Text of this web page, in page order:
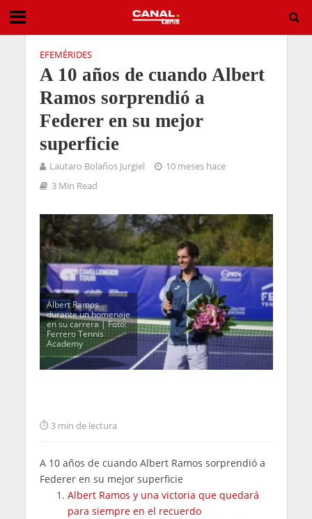
EFEMÉRIDES
A 10 años de cuando Albert
Ramos sorprendió a
Federer en su mejor
superficie
Lautaro Bolaños Jurgiel
10 meses hace
3 Min Read
Albert Ramos
durante un homenaje
en su carrera | Foto:
Ferrero Tennis
Academy
3 min de lectura
A 10 años de cuando Albert Ramos sorprendió a
Federer en su mejor superficie
Albert Ramos y una victoria que quedará
para siempre en el recuerdo